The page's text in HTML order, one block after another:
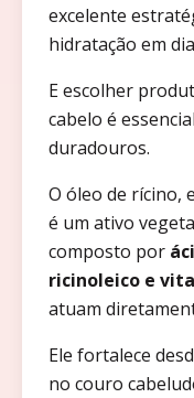
excelente
hidratação em
E escolher
cabelo é
duradouros.
O óleo de rícino,
é um ativo
composto por
ricinoleico e
atuam
Ele fortalece
no couro